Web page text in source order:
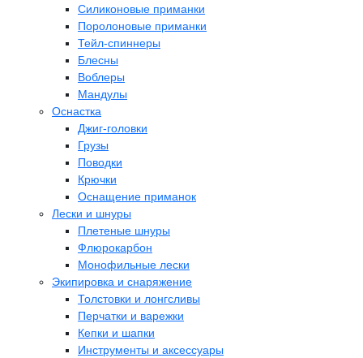
Силиконовые приманки
Поролоновые приманки
Тейл-спиннеры
Блесны
Воблеры
Мандулы
Оснастка
Джиг-головки
Грузы
Поводки
Крючки
Оснащение приманок
Лески и шнуры
Плетеные шнуры
Флюрокарбон
Монофильные лески
Экипировка и снаряжение
Толстовки и лонгсливы
Перчатки и варежки
Кепки и шапки
Инструменты и аксессуары